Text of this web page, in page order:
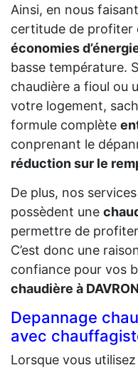
Ainsi, en nous
certitude de profiter
économies
basse température.
chaudière a fioul ou
votre logement,
formule complète
conprenant le
réduction sur le
De plus, nos
possèdent une
permettre de profiter
C’est donc une
confiance pour vos
chaudière à DAVRON
Depannage
avec
Lorsque vous